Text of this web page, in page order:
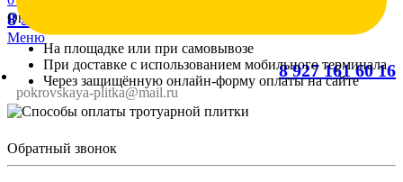
pokrovskaya-plitka@mail.ru
Обратный звонок
8 927 161 60 16
Меню
8 927 161 60 16
Оплатить можно:
На площадке или при самовывозе
При доставке с использованием мобильного терминала
Через защищённую онлайн-форму оплаты на сайте